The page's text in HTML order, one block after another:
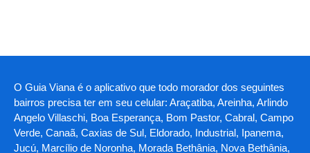
O Guia Viana é o aplicativo que todo morador dos seguintes
bairros precisa ter em seu celular: Araçatiba, Areinha, Arlindo
Angelo Villaschi, Boa Esperança, Bom Pastor, Cabral, Campo
Verde, Canaã, Caxias de Sul, Eldorado, Industrial, Ipanema,
Jucú, Marcílio de Noronha, Morada Bethânia, Nova Bethânia,